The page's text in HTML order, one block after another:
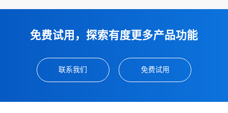
免费试用，探索有度更多产品功能
联系我们 免费试用